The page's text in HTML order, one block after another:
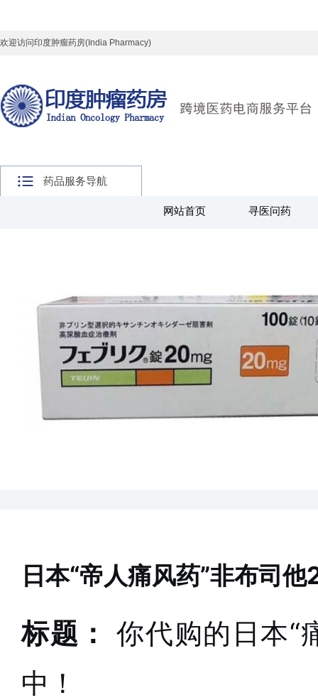
欢迎访问印度肿瘤药房(India Pharmacy)
药品服务导航
网站首页 寻医问药
日本“帝人痛风药”非布司
标题：
你代购的日本“
中！